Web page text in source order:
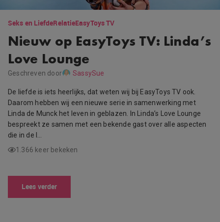
Seks en LiefdeRelatieEasyToys TV
Nieuw op EasyToys TV: Linda’s
Love Lounge
Geschreven door SassySue
De liefde is iets heerlijks, dat weten wij bij EasyToys TV ook.
Daarom hebben wij een nieuwe serie in samenwerking met
Linda de Munck het leven in geblazen. In Linda’s Love Lounge
bespreekt ze samen met een bekende gast over alle aspecten
die in de l…
1.366 keer bekeken
Lees verder